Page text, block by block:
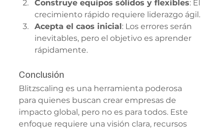
Construye equipos sólidos y flexibles: El
crecimiento rápido requiere liderazgo ágil.
Acepta el caos inicial: Los errores serán
inevitables, pero el objetivo es aprender
rápidamente.
Conclusión
Blitzscaling es una herramienta poderosa
para quienes buscan crear empresas de
impacto global, pero no es para todos. Este
enfoque requiere una visión clara, recursos